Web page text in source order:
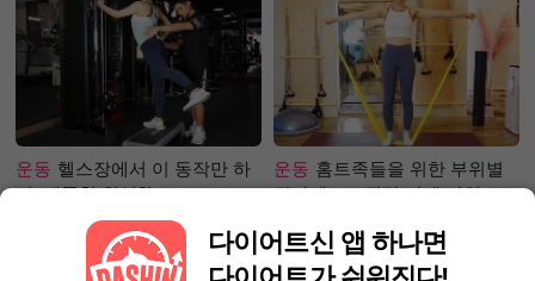
운동 헬스장에서 이 동작만 하
면, 애플힙 완성?!
운동 홈트족들을 위한 부위별
필라테스 – 직각 어깨 라인 만
다이어트신 앱 하나면